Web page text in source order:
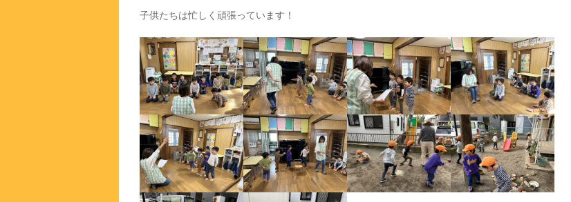
子供たちは忙しく頑張っています！